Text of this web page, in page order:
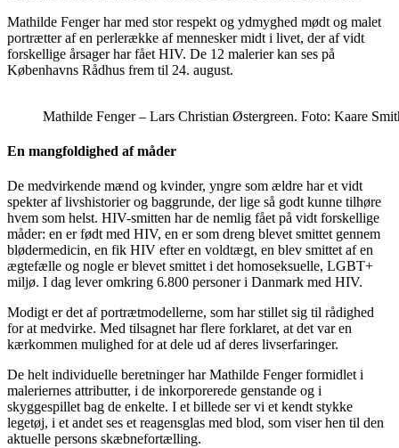
Mathilde Fenger har med stor respekt og ydmyghed mødt og malet
portrætter af en perlerække af mennesker midt i livet, der af vidt
forskellige årsager har fået HIV. De 12 malerier kan ses på
Københavns Rådhus frem til 24. august.
Mathilde Fenger – Lars Christian Østergreen. Foto: Kaare
En mangfoldighed af måder
De medvirkende mænd og kvinder, yngre som ældre har et vidt
spekter af livshistorier og baggrunde, der lige så godt kunne tilhøre
hvem som helst. HIV-smitten har de nemlig fået på vidt forskellige
måder: en er født med HIV, en er som dreng blevet smittet gennem
blødermedicin, en fik HIV efter en voldtægt, en blev smittet af en
ægtefælle og nogle er blevet smittet i det homoseksuelle, LGBT+
miljø. I dag lever omkring 6.800 personer i Danmark med HIV.
Modigt er det af portrætmodellerne, som har stillet sig til rådighed
for at medvirke. Med tilsagnet har flere forklaret, at det var en
kærkommen mulighed for at dele ud af deres livserfaringer.
De helt individuelle beretninger har Mathilde Fenger formidlet i
maleriernes attributter, i de inkorporerede genstande og i
skyggespillet bag de enkelte. I et billede ser vi et kendt stykke
legetøj, i et andet ses et reagensglas med blod, som viser hen til den
aktuelle persons skæbnefortælling.